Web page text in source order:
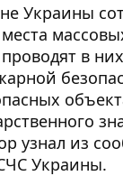
Украины
в них
узнал из
Украины.